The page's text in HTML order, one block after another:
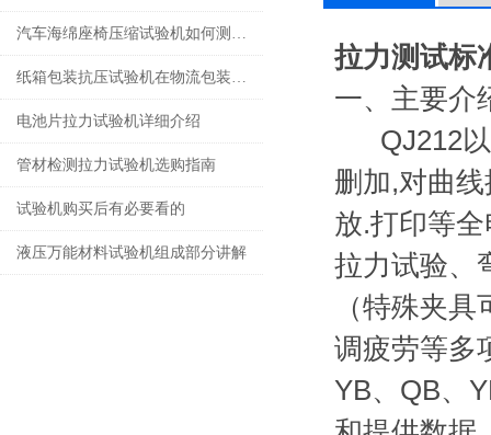
汽车海绵座椅压缩试验机如何测出硬度和回弹性
纸箱包装抗压试验机在物流包装质量控制中的应用
电池片拉力试验机详细介绍
管材检测拉力试验机选购指南
试验机购买后有必要看的
液压万能材料试验机组成部分讲解
拉力测试标
一、 主要介
QJ212以
删加,对曲
放.打印等
拉力试验、
（特殊夹
调疲劳等多
YB、QB、